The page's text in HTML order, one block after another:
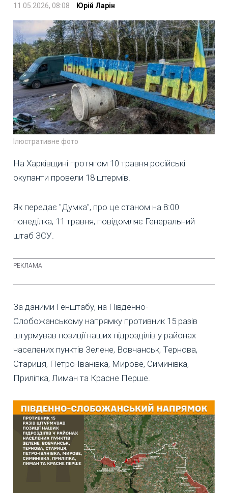
11.05.2026, 08:08 Юрій Ларін
Ілюстративне фото
На Харківщині протягом 10 травня російські
окупанти провели 18 штермів.
Як передає "Думка", про це станом на 8:00
понеділка, 11 травня, повідомляє Генеральний
штаб ЗСУ.
За даними Генштабу, на Південно-
Слобожанському напрямку противник 15 разів
штурмував позиції наших підрозділів у районах
населених пунктів Зелене, Вовчанськ, Тернова,
Стариця, Петро-Іванівка, Мирове, Симинівка,
Приліпка, Лиман та Красне Перше.